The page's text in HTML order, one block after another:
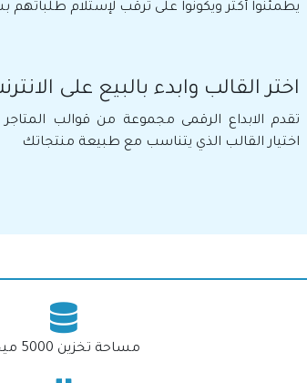
يطمئنوا أكثر ويكونوا على ترقب لإستلام طلباتهم
اختر القالب وابدء بالبيع على
تقدم الابداع الرقمى مجموعة من قوالب المتاجر
اختيار القالب الذي يتناسب مع طبيعة منتجاتك
مساحة تخزين 5000 ميجا